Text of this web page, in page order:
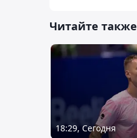
Читайте также
18:29, Сегодня